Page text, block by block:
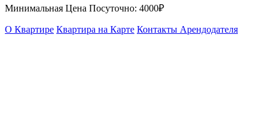
Минимальная Цена Посуточно: 4000₽
О Квартире Квартира на Карте Контакты Арендодателя